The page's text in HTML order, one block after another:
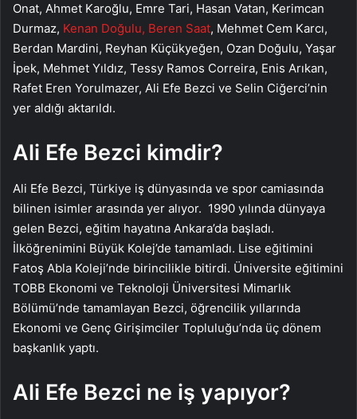
Onat, Ahmet Karoğlu, Emre Tari, Hasan Vatan, Kerimcan
Durmaz, Kenan Doğulu, Beren Saat, Mehmet Cem Karcı,
Berdan Mardini, Reyhan Küçükyeğen, Ozan Doğulu, Yaşar
İpek, Mehmet Yıldız, Tessy Ramos Correira, Enis Arıkan,
Rafet Eren Yorulmazer, Ali Efe Bezci ve Selin Ciğerci’nin
yer aldığı aktarıldı.
Ali Efe Bezci kimdir?
Ali Efe Bezci, Türkiye iş dünyasında ve spor camiasında
bilinen isimler arasında yer alıyor. 1990 yılında dünyaya
gelen Bezci, eğitim hayatına Ankara’da başladı.
İlköğrenimini Büyük Kolej’de tamamladı. Lise eğitimini
Fatoş Abla Koleji’nde birincilikle bitirdi. Üniversite eğitimini
TOBB Ekonomi ve Teknoloji Üniversitesi Mimarlık
Bölümü’nde tamamlayan Bezci, öğrencilik yıllarında
Ekonomi ve Genç Girişimciler Topluluğu’nda üç dönem
başkanlık yaptı.
Ali Efe Bezci ne iş yapıyor?